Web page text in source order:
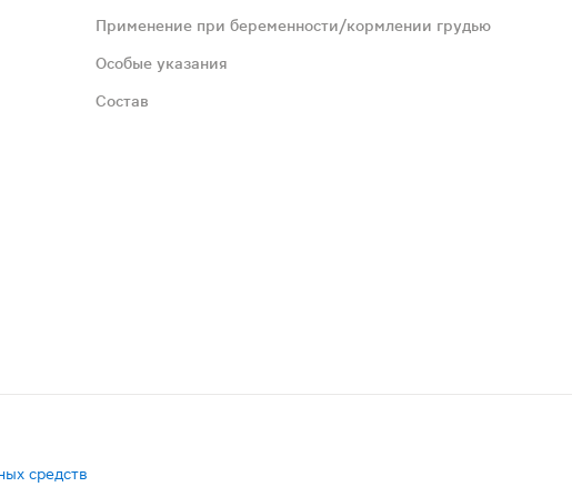
Применение при беременности/кормлении грудью
Особые указания
Состав
средств